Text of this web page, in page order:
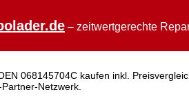
– zeitwertgerechte
068145704C kaufen inkl.
Netzwerk.